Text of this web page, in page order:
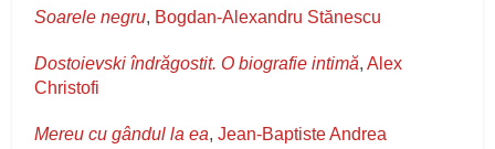
Soarele negru, Bogdan-Alexandru Stănescu
Dostoievski îndrăgostit. O biografie intimă,Alex
Christofi
Mereu cu gândul la ea,Jean‑Baptiste Andrea